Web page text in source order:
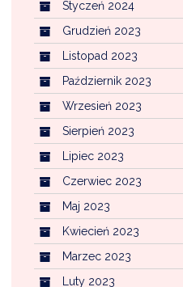
Styczeń 2024
Grudzień 2023
Listopad 2023
Październik 2023
Wrzesień 2023
Sierpień 2023
Lipiec 2023
Czerwiec 2023
Maj 2023
Kwiecień 2023
Marzec 2023
Luty 2023